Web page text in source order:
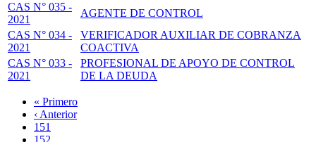
CAS N° 035 -
2021
AGENTE DE CONTROL
CAS N° 034 -
2021
VERIFICADOR AUXILIAR DE COBRANZA
COACTIVA
CAS N° 033 -
2021
PROFESIONAL DE APOYO DE CONTROL
DE LA DEUDA
Paginación
Primera
página
« Primero
Página
anterior
‹ Anterior
Page
151